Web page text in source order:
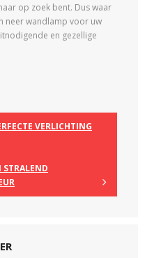
op zoek bent. Dus waar
neer wandlamp voor uw
en gezellige
VERLICHTING
STRALEND